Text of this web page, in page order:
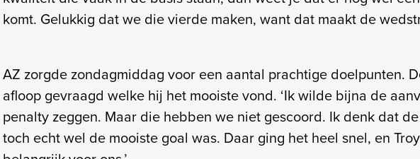
komt. Gelukkig dat we die vierde maken, want dat maakt de
AZ zorgde zondagmiddag voor een aantal prachtige doelpunten.
afloop gevraagd welke hij het mooiste vond. ‘Ik wilde bijna de
penalty zeggen. Maar die hebben we niet gescoord. Ik denk dat
toch echt wel de mooiste goal was. Daar ging het heel snel, en